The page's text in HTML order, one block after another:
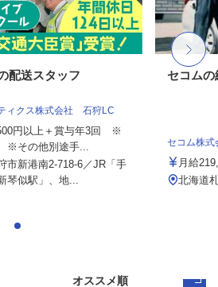
配送スタッフ
ィクス株式会社 石狩LC
円以上＋賞与年3回 ※
その他別途手...
市新港南2-718-6／JR「手
琴似駅」、地...
セコムの
セコム株式
月給
北海道